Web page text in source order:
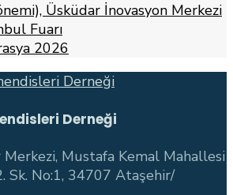
Üsküdar İnovasyon Merkezi
Fuarı
2026
Derneği
Mustafa Kemal Mahallesi
Sk. No:1, 34707 Ataşehir/